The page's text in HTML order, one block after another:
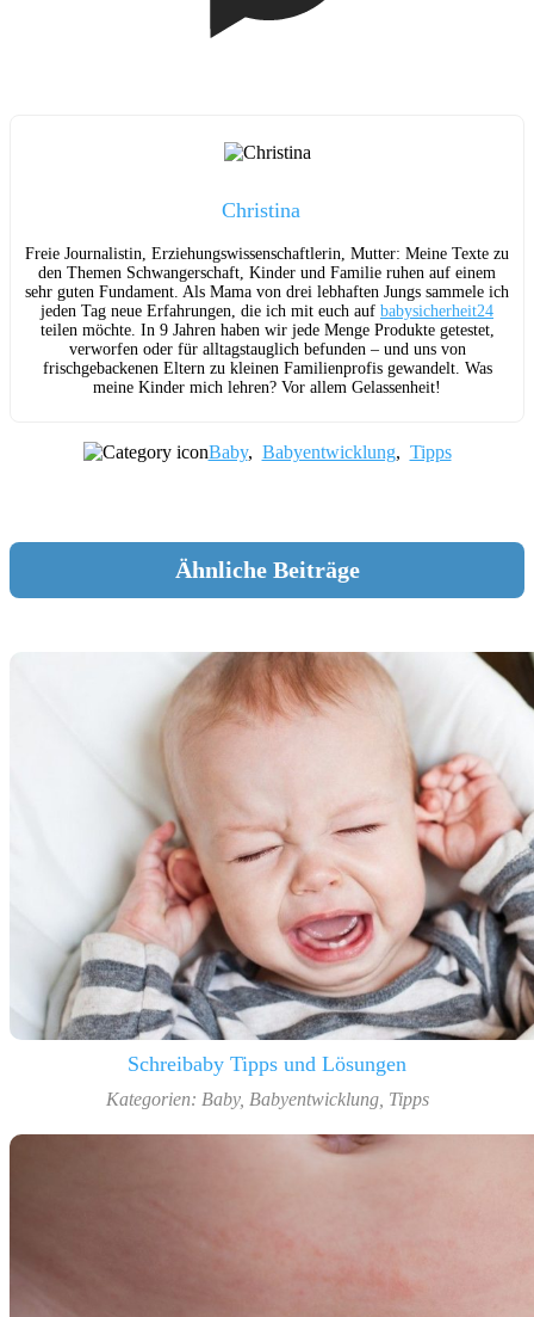
Christina
Freie Journalistin, Erziehungswissenschaftlerin, Mutter: Meine Texte zu
den Themen Schwangerschaft, Kinder und Familie ruhen auf einem
sehr guten Fundament. Als Mama von drei lebhaften Jungs sammele ich
jeden Tag neue Erfahrungen, die ich mit euch auf babysicherheit24
teilen möchte. In 9 Jahren haben wir jede Menge Produkte getestet,
verworfen oder für alltagstauglich befunden – und uns von
frischgebackenen Eltern zu kleinen Familienprofis gewandelt. Was
meine Kinder mich lehren? Vor allem Gelassenheit!
Baby, Babyentwicklung, Tipps
Ähnliche Beiträge
Schreibaby Tipps und Lösungen
Kategorien: Baby, Babyentwicklung, Tipps